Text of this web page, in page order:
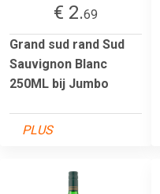
€ 2.69
Grand sud rand Sud
Sauvignon Blanc
250ML bij Jumbo
PLUS